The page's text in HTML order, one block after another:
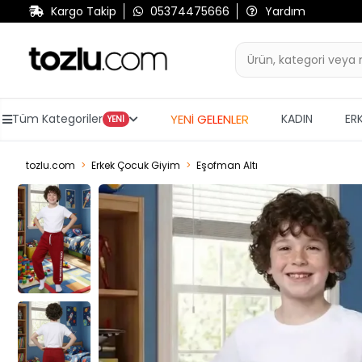
Kargo Takip 05374475666 Yardım
Tüm Kategoriler YENİ YENİ GELENLER KADIN
tozlu.com Erkek Çocuk Giyim Eşofman Altı